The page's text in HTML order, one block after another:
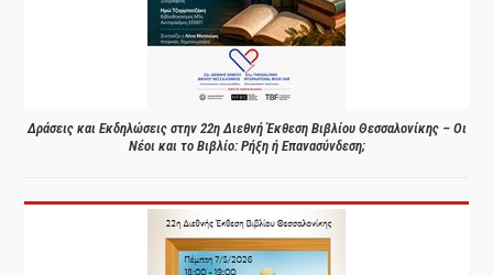
Δράσεις και Εκδηλώσεις στην 22η Διεθνή Έκθεση Βιβλίου Θεσσαλονίκης – Οι
Νέοι και το Βιβλίο: Ρήξη ή Επανασύνδεση;